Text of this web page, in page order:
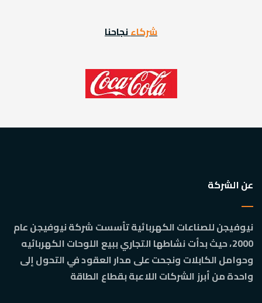
شركاءنجاحنا
عن الشركة
نيوفيجن للصناعات الكهربائية تأسست شركة نيوفيجن عام
2000، حيث بدأت نشاطها التجاري ببيع اللوحات الكهربائيه
وحوامل الكابلات ونجحت على مدار العقود في التحول إلى
واحدة من أبرز الشركات اللاعبة بقطاع الطاقة